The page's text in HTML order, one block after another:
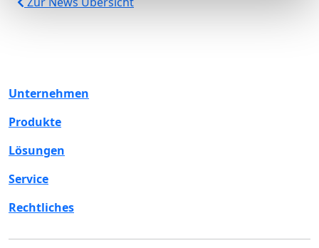
Unternehmen
Produkte
Lösungen
Service
Rechtliches